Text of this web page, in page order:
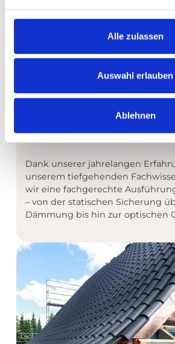
Alle zulassen
Auswahl erlauben
Ablehnen
Die Modernisierung eines
dem Dach neu zu gestalten, die
geht, historische Strukturen zu
zu bringen oder eine komplett
Raumkonzeption unter Ihrem
Dank unserer jahrelangen
unserem tiefgehenden
wir eine fachgerechte
– von der statischen Sicherung
Dämmung bis hin zur optischen